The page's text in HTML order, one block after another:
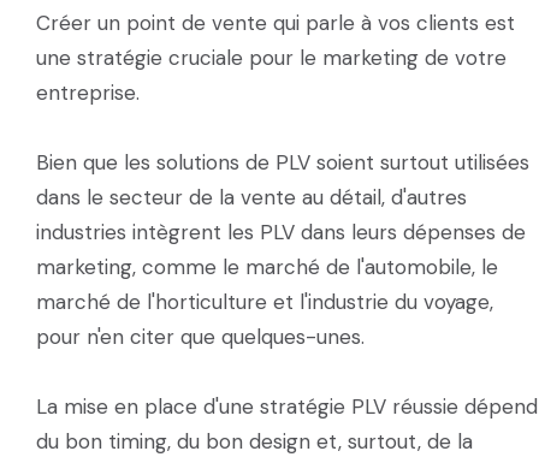
Créer un point de vente qui parle à vos clients est
une stratégie cruciale pour le marketing de votre
entreprise.
Bien que les solutions de PLV soient surtout utilisées
dans le secteur de la vente au détail, d'autres
industries intègrent les PLV dans leurs dépenses de
marketing, comme le marché de l'automobile, le
marché de l'horticulture et l'industrie du voyage,
pour n'en citer que quelques-unes.
La mise en place d'une stratégie PLV réussie dépend
du bon timing, du bon design et, surtout, de la